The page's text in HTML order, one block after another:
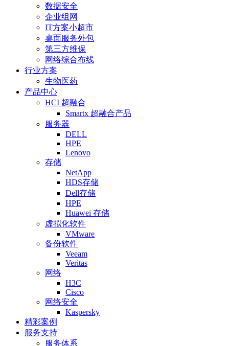
数据安全
企业组网
IT方案小超市
桌面服务外包
第三方维保
网络综合布线
行业方案
生物医药
产品中心
HCI 超融合
Smartx 超融合产品
服务器
DELL
HPE
Lenovo
存储
NetApp
HDS存储
Dell存储
HPE
Huawei 存储
虚拟化软件
VMware
备份软件
Veeam
Veritas
网络
H3C
Cisco
网络安全
Kaspersky
精彩案例
服务支持
服务体系